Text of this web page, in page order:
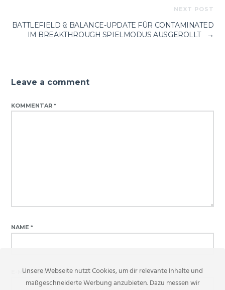
NEXT POST
BATTLEFIELD 6: BALANCE-UPDATE FÜR CONTAMINATED
IM BREAKTHROUGH SPIELMODUS AUSGEROLLT
→
Leave a comment
KOMMENTAR*
NAME*
E-MAIL-ADRESSE*
Unsere Webseite nutzt Cookies, um dir relevante Inhalte und
maßgeschneiderte Werbung anzubieten. Dazu messen wir